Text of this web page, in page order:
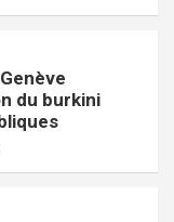
du burkini